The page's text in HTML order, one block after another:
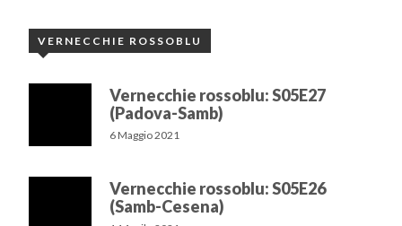
VERNECCHIE ROSSOBLU
Vernecchie rossoblu: S05E27
(Padova-Samb)
6 Maggio 2021
Vernecchie rossoblu: S05E26
(Samb-Cesena)